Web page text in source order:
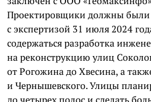
Проектировщики должны были
с экспертизой 31 июля 2024
содержаться разработка
на реконструкцию улиц
от Рогожина до Хвесина, а
и Чернышевского. Улицы